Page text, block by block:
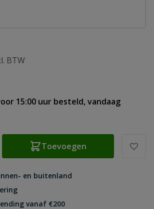
15:00 uur besteld, vandaag
Toevoegen
en buitenland
vanaf €200